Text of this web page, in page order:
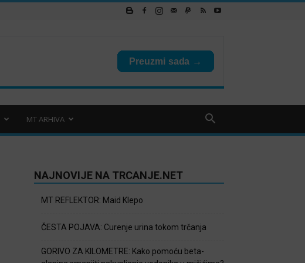
MT ARHIVA
NAJNOVIJE NA TRCANJE.NET
MT REFLEKTOR: Maid Klepo
ČESTA POJAVA: Curenje urina tokom trčanja
GORIVO ZA KILOMETRE: Kako pomoću beta-